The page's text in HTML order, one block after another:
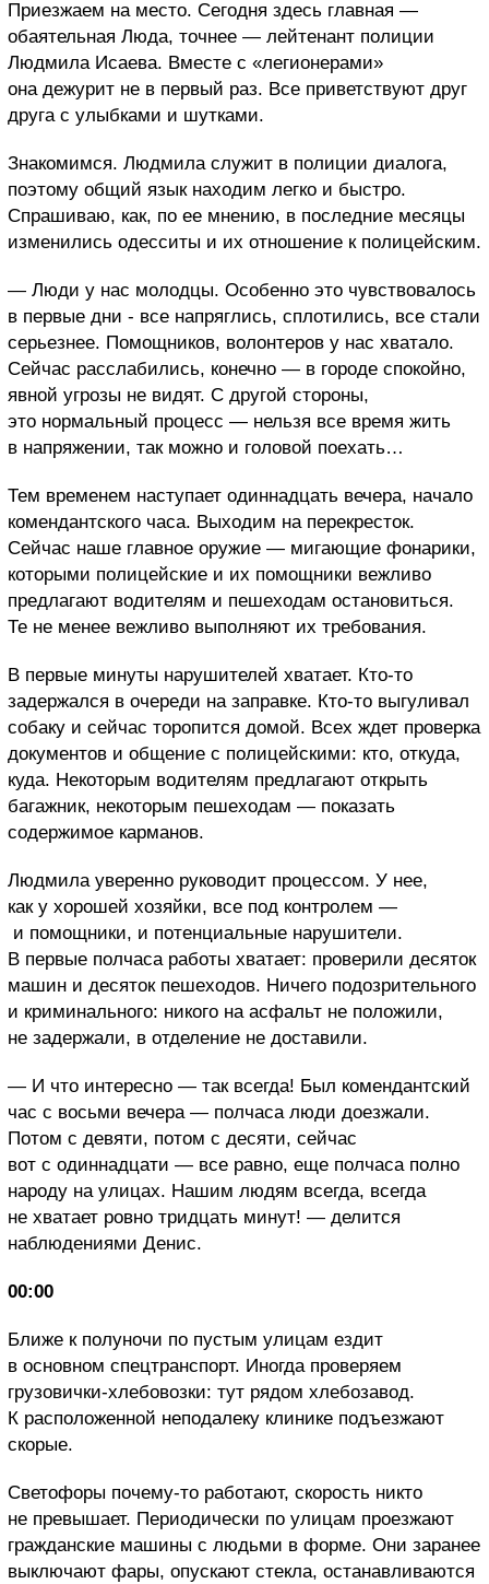
Приезжаем на место. Сегодня здесь главная —
обаятельная Люда, точнее — лейтенант полиции
Людмила Исаева. Вместе с «легионерами»
она дежурит не в первый раз. Все приветствуют друг
друга с улыбками и шутками.
Знакомимся. Людмила служит в полиции диалога,
поэтому общий язык находим легко и быстро.
Спрашиваю, как, по ее мнению, в последние месяцы
изменились одесситы и их отношение к полицейским.
— Люди у нас молодцы. Особенно это чувствовалось
в первые дни - все напряглись, сплотились, все стали
серьезнее. Помощников, волонтеров у нас хватало.
Сейчас расслабились, конечно — в городе спокойно,
явной угрозы не видят. С другой стороны,
это нормальный процесс — нельзя все время жить
в напряжении, так можно и головой поехать…
Тем временем наступает одиннадцать вечера, начало
комендантского часа. Выходим на перекресток.
Сейчас наше главное оружие — мигающие фонарики,
которыми полицейские и их помощники вежливо
предлагают водителям и пешеходам остановиться.
Те не менее вежливо выполняют их требования.
В первые минуты нарушителей хватает. Кто-то
задержался в очереди на заправке. Кто-то выгуливал
собаку и сейчас торопится домой. Всех ждет проверка
документов и общение с полицейскими: кто, откуда,
куда. Некоторым водителям предлагают открыть
багажник, некоторым пешеходам — показать
содержимое карманов.
Людмила уверенно руководит процессом. У нее,
как у хорошей хозяйки, все под контролем —
и помощники, и потенциальные нарушители.
В первые полчаса работы хватает: проверили десяток
машин и десяток пешеходов. Ничего подозрительного
и криминального: никого на асфальт не положили,
не задержали, в отделение не доставили.
— И что интересно — так всегда! Был комендантский
час с восьми вечера — полчаса люди доезжали.
Потом с девяти, потом с десяти, сейчас
вот с одиннадцати — все равно, еще полчаса полно
народу на улицах. Нашим людям всегда, всегда
не хватает ровно тридцать минут! — делится
наблюдениями Денис.
00:00
Ближе к полуночи по пустым улицам ездит
в основном спецтранспорт. Иногда проверяем
грузовички-хлебовозки: тут рядом хлебозавод.
К расположенной неподалеку клинике подъезжают
скорые.
Светофоры почему-то работают, скорость никто
не превышает. Периодически по улицам проезжают
гражданские машины с людьми в форме. Они заранее
выключают фары, опускают стекла, останавливаются